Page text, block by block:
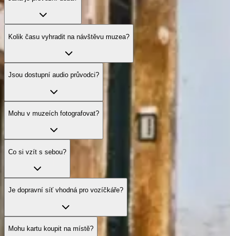
Kolik času vyhradit na návštěvu muzea?
Jsou dostupní audio průvodci?
Mohu v muzeích fotografovat?
Co si vzít s sebou?
Je dopravní síť vhodná pro vozíčkáře?
Mohu kartu koupit na místě?